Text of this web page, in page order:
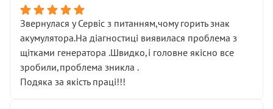
Звернулася у Сервіс з питанням,чому горить знак
акумулятора.На діагностиці виявилася проблема з
щітками генератора .Швидко,і головне якісно все
зробили,проблема зникла .
Подяка за якість праці!!!